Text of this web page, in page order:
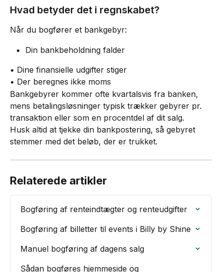
Hvad betyder det i regnskabet?
Når du bogfører et bankgebyr:
Din bankbeholdning falder
• Dine finansielle udgifter stiger
• Der beregnes ikke moms
Bankgebyrer kommer ofte kvartalsvis fra banken,
mens betalingsløsninger typisk trækker gebyrer pr.
transaktion eller som en procentdel af dit salg.
Husk altid at tjekke din bankpostering, så gebyret
stemmer med det beløb, der er trukket.
Relaterede artikler
Bogføring af renteindtægter og renteudgifter
Bogføring af billetter til events i Billy by Shine
Manuel bogføring af dagens salg
Sådan bogføres hjemmeside og